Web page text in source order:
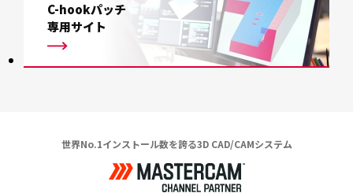
C-hookパッチ
専用サイト
世界No.1インストール数を誇る3D CAD/CAMシステム